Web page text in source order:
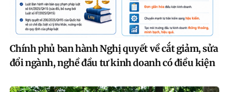
Chính phủ ban hành Nghị quyết về cắt giảm, sửa
đổi ngành, nghề đầu tư kinh doanh có điều kiện